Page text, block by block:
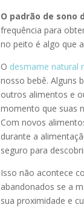
O padrão de sono
frequência para
no peito é algo que
O desmame natural
nosso bebê. Alguns
outros alimentos e
momento que suas
Com novos
durante a
seguro para
Isso não acontece
abandonados se a
sua proximidade e